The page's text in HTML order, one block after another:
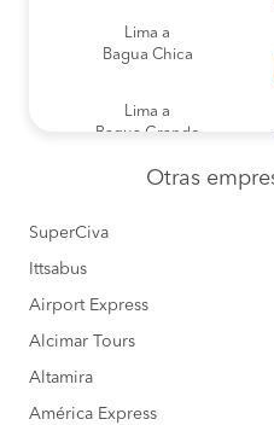
Lima a
Bagua Chica
Lima a
Bagua Grande
Bagua Grande a
Otras
SuperCiva
Ittsabus
Airport Express
Alcimar Tours
Altamira
América Express